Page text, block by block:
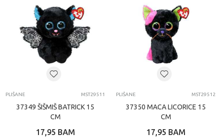
PLIŠANE MST29511
37349 ŠIŠMIŠ BATRICK 15
CM
17,95 BAM
PLIŠANE MST29512
37350 MACA LICORICE 15
CM
17,95 BAM